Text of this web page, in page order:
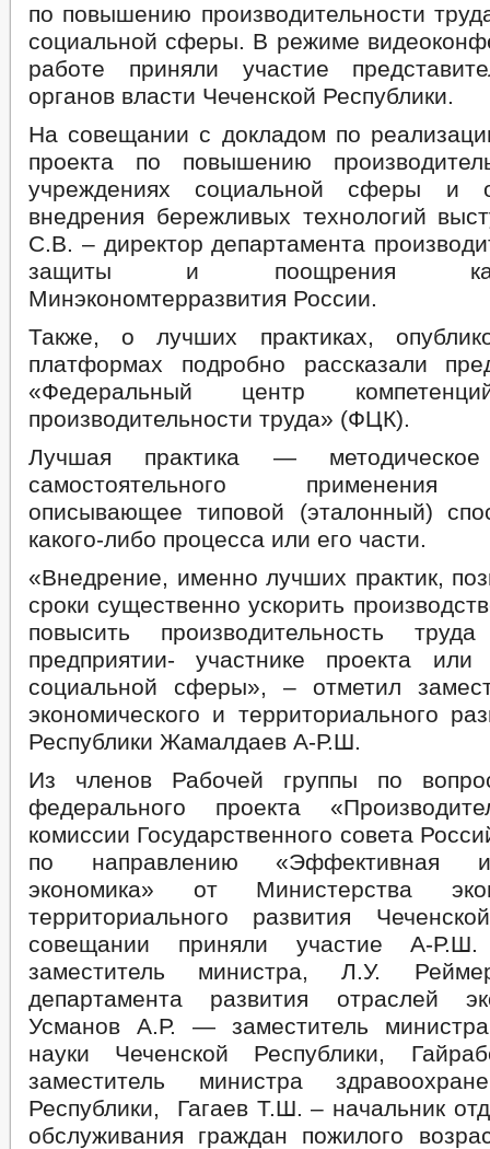
по повышению производительности
социальной сферы. В режиме
работе приняли участие
органов власти Чеченской Республики.
На совещании с докладом по
проекта по повышению
учреждениях социальной сферы и
внедрения бережливых технологий
С.В. – директор департамента
защиты и поощрения
Минэкономтерразвития России.
Также, о лучших практиках,
платформах подробно рассказали
«Федеральный центр
производительности труда» (ФЦК).
Лучшая практика —
самостоятельного применения
описывающее типовой (эталонный)
какого-либо процесса или его части.
«Внедрение, именно лучших практик,
сроки существенно ускорить
повысить производительность
предприятии- участнике проекта или
социальной сферы», – отметил
экономического и территориального
Республики Жамалдаев А-Р.Ш.
Из членов Рабочей группы по
федерального проекта
комиссии Государственного совета
по направлению «Эффективная и
экономика» от Министерства
территориального развития
совещании приняли участие А-
заместитель министра, Л.У.
департамента развития отраслей
Усманов А.Р. — заместитель
науки Чеченской Республики,
заместитель министра
Республики, Гагаев Т.Ш. – начальник
обслуживания граждан пожилого